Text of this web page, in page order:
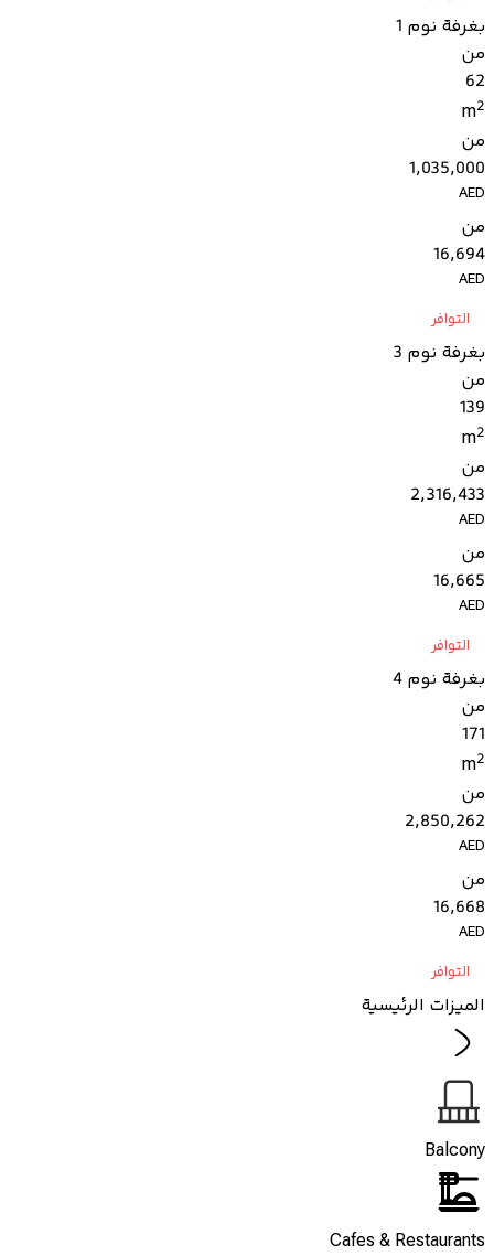
بغرفة نوم 1
من
62
m2
من
1,035,000
AED
من
16,694
AED
التوافر
بغرفة نوم 3
من
139
m2
من
2,316,433
AED
من
16,665
AED
التوافر
بغرفة نوم 4
من
171
m2
من
2,850,262
AED
من
16,668
AED
التوافر
الميزات الرئيسية
Balcony
Cafes & Restaurants